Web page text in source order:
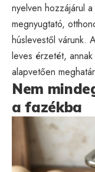
nyelven hozzájárul
megnyugtató,
húslevestől várunk.
leves érzetét,
alapvetően
Nem
a fazékba